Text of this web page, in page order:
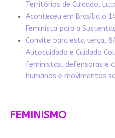
Territórios de Cuidado,
Aconteceu em Brasília o
Feminista para a
Convite para esta terça, 8/
Autocuidado e Cuidado
feministas, defensoras e
humanos e movimentos
FEMINISMO